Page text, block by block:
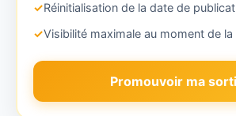
✓Réinitialisation de la date de
✓Visibilité maximale au moment de
Promouvoir ma